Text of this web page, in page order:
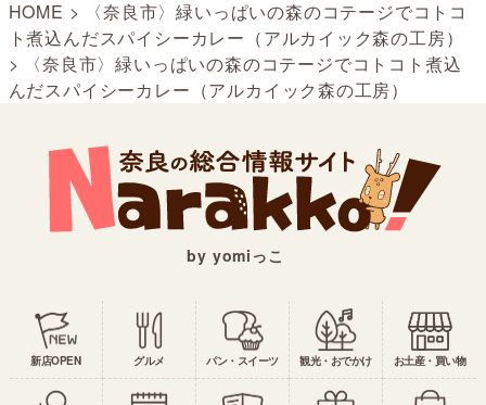
HOME >
〈奈良市〉緑いっぱいの森のコテージでコトコ
ト煮込んだスパイシーカレー（アルカイック森の工房）
>
〈奈良市〉緑いっぱいの森のコテージでコトコト煮込
んだスパイシーカレー（アルカイック森の工房）
by yomiっこ
新店OPEN グルメ パン・スイーツ 観光・おでかけ お土産・買い物